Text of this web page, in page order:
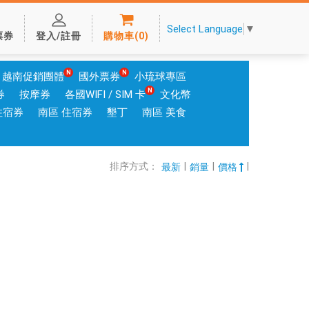
券 登入/註冊 購物車(0)
Select Language ▼
越南促銷團體 國外票券
小琉球專區
按摩券 各國WIFI / SIM 卡
文化幣
宿券
南區 住宿券 墾丁 南區 美食
排序方式： 最新 銷量 價格